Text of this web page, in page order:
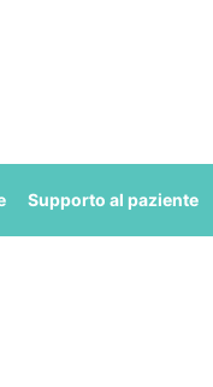
Supporto al paziente